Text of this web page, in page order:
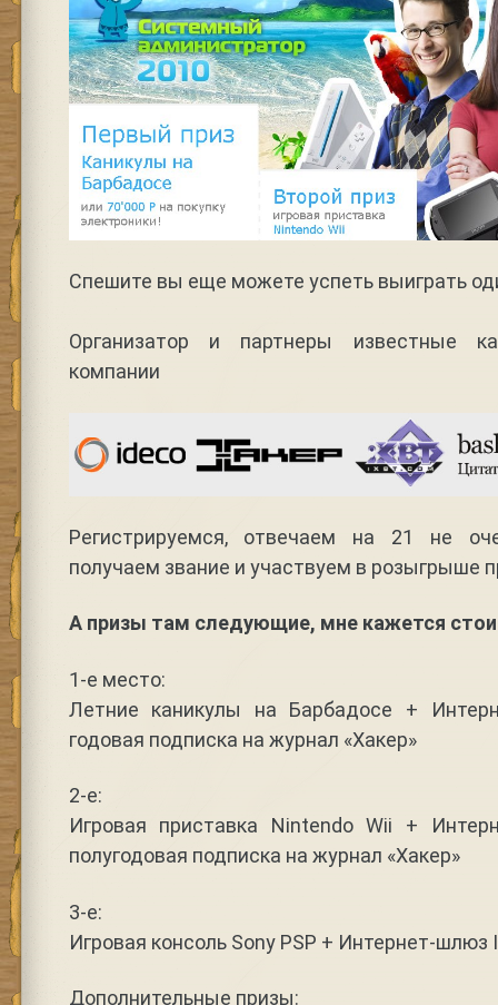
Спешите вы еще можете успеть выиграть
Организатор и партнеры известные
компании
Регистрируемся, отвечаем на 21 не
получаем звание и участвуем в розыгрыше
А призы там следующие, мне кажется
1-е место:
Летние каникулы на Барбадосе +
годовая подписка на журнал «Хакер»
2-е:
Игровая приставка Nintendo Wii +
полугодовая подписка на журнал «Хакер»
3-е:
Игровая консоль Sony PSP + Интернет-шлюз
Дополнительные призы: